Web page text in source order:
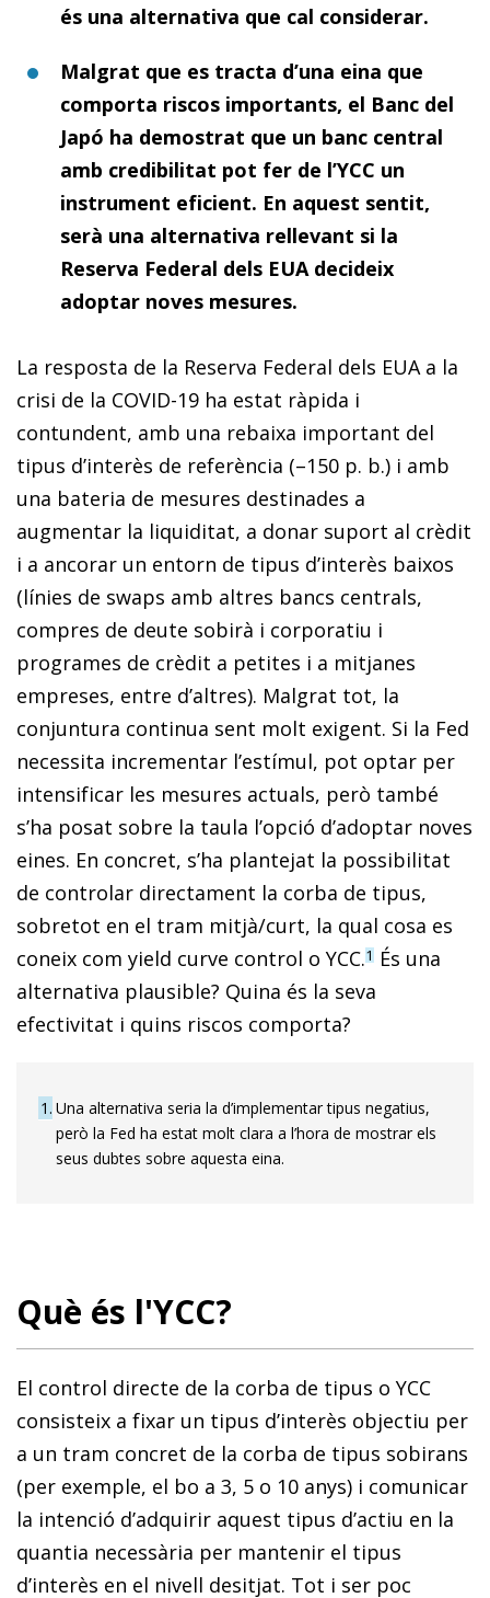
és una alternativa que cal considerar.
Malgrat que es tracta d’una eina que
comporta riscos importants, el Banc del
Japó ha demostrat que un banc central
amb credibilitat pot fer de l’YCC un
instrument eficient. En aquest sentit,
serà una alternativa rellevant si la
Reserva Federal dels EUA decideix
adoptar noves mesures.
La resposta de la Reserva Federal dels EUA a la
crisi de la COVID-19 ha estat ràpida i
contundent, amb una rebaixa important del
tipus d’interès de referència (–150 p. b.) i amb
una bateria de mesures destinades a
augmentar la liquiditat, a donar suport al crèdit
i a ancorar un entorn de tipus d’interès baixos
(línies de swaps amb altres bancs centrals,
compres de deute sobirà i corporatiu i
programes de crèdit a petites i a mitjanes
empreses, entre d’altres). Malgrat tot, la
conjuntura continua sent molt exigent. Si la Fed
necessita incrementar l’estímul, pot optar per
intensificar les mesures actuals, però també
s’ha posat sobre la taula l’opció d’adoptar noves
eines. En concret, s’ha plantejat la possibilitat
de controlar directament la corba de tipus,
sobretot en el tram mitjà/curt, la qual cosa es
coneix com yield curve control o YCC.1 És una
alternativa plausible? Quina és la seva
efectivitat i quins riscos comporta?
1 Una alternativa seria la d’implementar tipus negatius,
però la Fed ha estat molt clara a l’hora de mostrar els
seus dubtes sobre aquesta eina.
Què és l'YCC?
El control directe de la corba de tipus o YCC
consisteix a fixar un tipus d’interès objectiu per
a un tram concret de la corba de tipus sobirans
(per exemple, el bo a 3, 5 o 10 anys) i comunicar
la intenció d’adquirir aquest tipus d’actiu en la
quantia necessària per mantenir el tipus
d’interès en el nivell desitjat. Tot i ser poc